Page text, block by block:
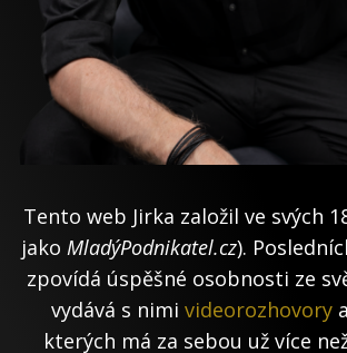
Tento web Jirka založil ve svých
jako MladýPodnikatel.cz).
zpovídá úspěšné osobnosti ze
vydává s nimi videorozhovorya
kterých má za sebou už více